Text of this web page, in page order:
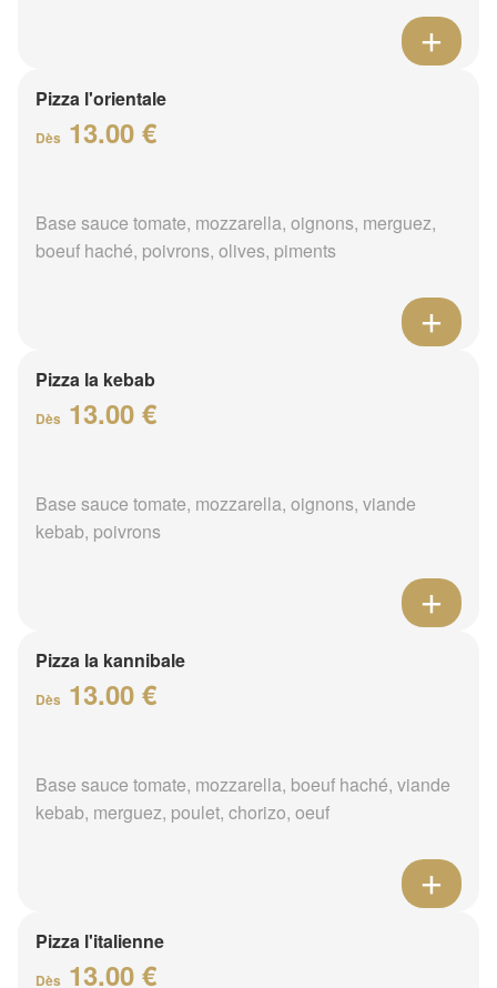
Pizza l'orientale
Dès 13.00 €
Base sauce tomate, mozzarella, oignons, merguez,
boeuf haché, poivrons, olives, piments
Pizza la kebab
Dès 13.00 €
Base sauce tomate, mozzarella, oignons, viande
kebab, poivrons
Pizza la kannibale
Dès 13.00 €
Base sauce tomate, mozzarella, boeuf haché, viande
kebab, merguez, poulet, chorizo, oeuf
Pizza l'italienne
Dès 13.00 €